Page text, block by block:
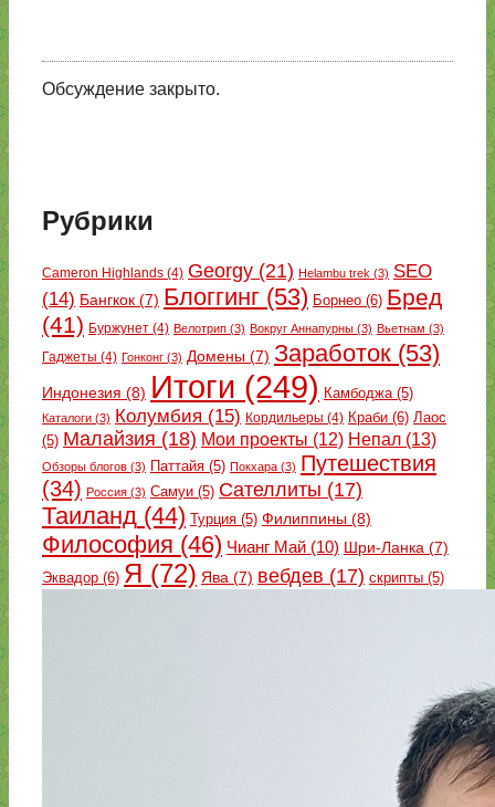
Обсуждение закрыто.
Рубрики
Cameron Highlands (4) Georgy (21) Helambu trek (3) SEO
(14) Бангкок (7) Блоггинг (53) Борнео (6) Бред
(41) Буржунет (4) Велотрип (3) Вокруг Аннапурны (3) Вьетнам (3)
Гаджеты (4) Гонконг (3) Домены (7) Заработок (53)
Индонезия (8) Итоги (249) Камбоджа (5)
Каталоги (3) Колумбия (15) Кордильеры (4) Краби (6) Лаос
(5) Малайзия (18) Мои проекты (12) Непал (13)
Обзоры блогов (3) Паттайя (5) Покхара (3) Путешествия
(34) Россия (3) Самуи (5) Сателлиты (17)
Таиланд (44) Турция (5) Филиппины (8)
Философия (46) Чианг Май (10) Шри-Ланка (7)
Эквадор (6) Я (72) Ява (7) вебдев (17) скрипты (5)